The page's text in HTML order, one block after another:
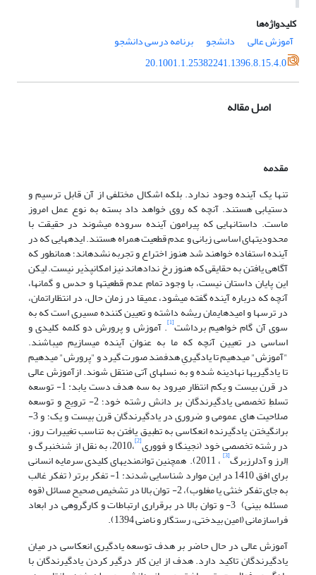
کلیدواژه‌ها
آموزش عالی
دانشجو
برنامه درسی دانشجو
20.1001.1.25382241.1396.8.15.4.0
اصل مقاله
مقدمه
تنها یک آینده وجود ندارد. بلکه اشکال مختلفی از آن قابل ترسیم و
دستیابی هستند. آنچه که روی خواهد داد بسته به نوع عمل امروز
ماست. داستان­هایی که پیرامون آینده سروده می­شوند در حقیقت با
محدودیت­های اساسی زبانی و عدم قطعیت همراه هستند. ایده­هایی که در
آینده استفاده خواهند شد هنوز اختراع و تجربه نشده­اند؛ همانطور که
آگاهی یافتن به حقایقی که هنوز رخ نداده­اند نیز امکان­پذیر نیست. لیکن
این پایان داستان نیست، با وجود تمام عدم قطعیت­ها و حدس و گمان­ها،
آنچه که درباره آینده گفته می­شود، عمیقا در زمان حال، در انتظاراتمان،
در ترس­ها و امیدهایمان ریشه داشته و تعیین کننده مسیری است که به
سوی آن گام خواهیم برداشت[1] . آموزش و پرورش دو کلمه کلیدی و
اساسی در تعیین آنچه که ما به عنوان آینده می­سازیم می­باشند.
"آموزش" می­دهیم تا یادگیریِ هدفمند صورت گیرد و "پرورش" می­دهیم
تا یادگیری­ها نهادینه شده و به نسل­های آتی منتقل شوند. ازآموزش عالی
در قرن بیست و یکم انتظار میرود به سه هدف دست یابد: 1- توسعه
تسلطِ تخصصی یادگیرندگان بر دانش رشته خود؛ 2- ترویج و توسعه
صلاحیت های عمومی و ضروری در یادگیرندگان قرن بیست و یک؛ و 3-
برانگیختن یادگیرنده انعکاسی به تطبیق یافتن به تناسب تغییرات روز،
در رشته تخصصی خود (نجینگا و فووری[2] ،2010، به نقل از شنخنبرگ و
اِلرز و آدلرزبرگ[3] ، 2011). همچنین توانمندیهای کلیدی سرمایه انسانی
برای افق 1410 در این موارد شناسایی شدند: 1- تفکر برتر ( تفکر غالب
به جای تفکر خنثی یا مغلوب)، 2- توان بالا در تشخیص صحیح مسائل (قوه
مسئله بینی) 3- و توان بالا در برقراری ارتباطات و کارگروهی در ابعاد
فراسازمانی (امین بیدختی، رستگار و نامنی 1394).
آموزش عالی در حال حاضر بر هدف توسعه یادگیری انعکاسی در میان
یادگیرندگان تاکید دارد. هدف از این کار درگیر کردن یادگیرندگان با